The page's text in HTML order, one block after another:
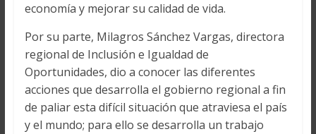
economía y mejorar su calidad de vida.
Por su parte, Milagros Sánchez Vargas, directora
regional de Inclusión e Igualdad de
Oportunidades, dio a conocer las diferentes
acciones que desarrolla el gobierno regional a fin
de paliar esta difícil situación que atraviesa el país
y el mundo; para ello se desarrolla un trabajo